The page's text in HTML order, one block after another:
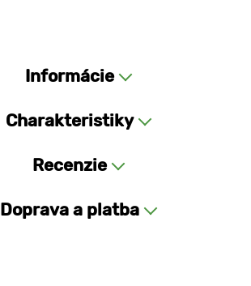
Informácie
Charakteristiky
Recenzie
Doprava a platba